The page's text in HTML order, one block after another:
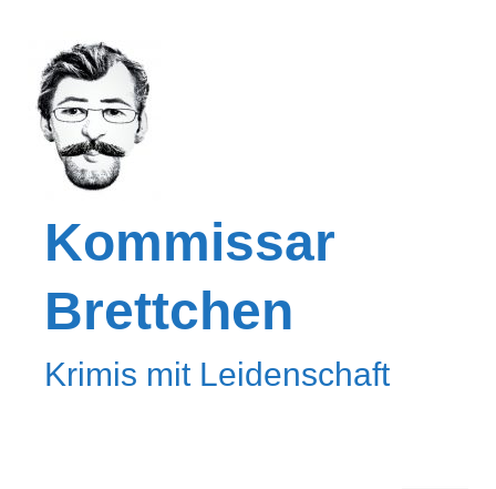
Kommissar
Brettchen
Krimis mit Leidenschaft